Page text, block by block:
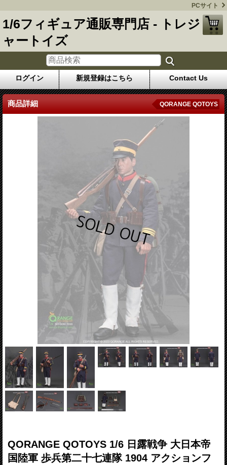
PCサイト
1/6フィギュア通販専門店 - トレジ
ャートイズ
ログイン 新規登録はこちら Contact Us
商品詳細 QORANGE QOTOYS
QORANGE QOTOYS 1/6 日露戦争 大日本帝
国陸軍 歩兵第二十七連隊 1904 アクションフ